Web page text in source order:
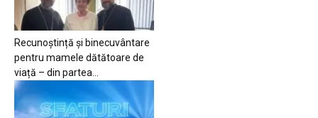
Recunoștință și binecuvântare
pentru mamele dătătoare de
viață – din partea...